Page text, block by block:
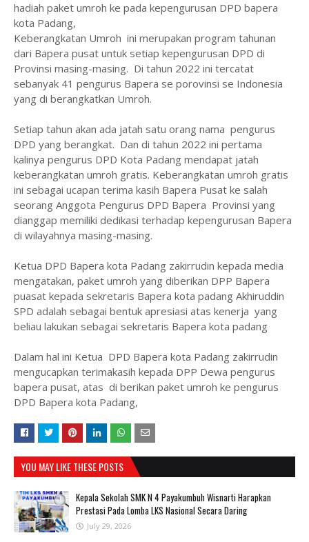
hadiah paket umroh ke pada kepengurusan DPD bapera
kota Padang,
Keberangkatan Umroh ini merupakan program tahunan
dari Bapera pusat untuk setiap kepengurusan DPD di
Provinsi masing-masing. Di tahun 2022 ini tercatat
sebanyak 41 pengurus Bapera se porovinsi se Indonesia
yang di berangkatkan Umroh.
Setiap tahun akan ada jatah satu orang nama pengurus
DPD yang berangkat. Dan di tahun 2022 ini pertama
kalinya pengurus DPD Kota Padang mendapat jatah
keberangkatan umroh gratis. Keberangkatan umroh gratis
ini sebagai ucapan terima kasih Bapera Pusat ke salah
seorang Anggota Pengurus DPD Bapera Provinsi yang
dianggap memiliki dedikasi terhadap kepengurusan Bapera
di wilayahnya masing-masing.
Ketua DPD Bapera kota Padang zakirrudin kepada media
mengatakan, paket umroh yang diberikan DPP Bapera
puasat kepada sekretaris Bapera kota padang Akhiruddin
SPD adalah sebagai bentuk apresiasi atas kenerja yang
beliau lakukan sebagai sekretaris Bapera kota padang
Dalam hal ini Ketua DPD Bapera kota Padang zakirrudin
mengucapkan terimakasih kepada DPP Dewa pengurus
bapera pusat, atas di berikan paket umroh ke pengurus
DPD Bapera kota Padang,
YOU MAY LIKE THESE POSTS
Kepala Sekolah SMK N 4 Payakumbuh Wisnarti Harapkan
Prestasi Pada Lomba LKS Nasional Secara Daring
July 29, 2026